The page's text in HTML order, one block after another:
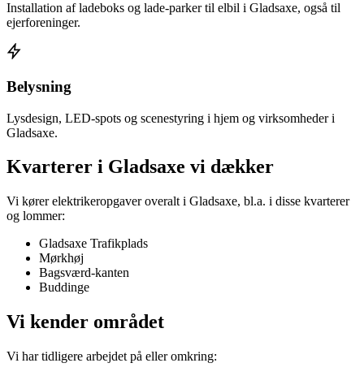
Installation af ladeboks og lade-parker til elbil i Gladsaxe, også til
ejerforeninger.
Belysning
Lysdesign, LED-spots og scenestyring i hjem og virksomheder i
Gladsaxe.
Kvarterer i Gladsaxe vi dækker
Vi kører elektrikeropgaver overalt i Gladsaxe, bl.a. i disse kvarterer
og lommer:
Gladsaxe Trafikplads
Mørkhøj
Bagsværd-kanten
Buddinge
Vi kender området
Vi har tidligere arbejdet på eller omkring: